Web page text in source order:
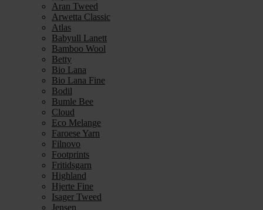
Aran Tweed
Arwetta Classic
Atlas
Babyull Lanett
Bamboo Wool
Betty
Bio Lana
Bio Lana Fine
Bodil
Bumle Bee
Cloud
Eco Melange
Faroese Yarn
Filnovo
Footprints
Fritidsgarn
Highland
Hjerte Fine
Isager Tweed
Jensen